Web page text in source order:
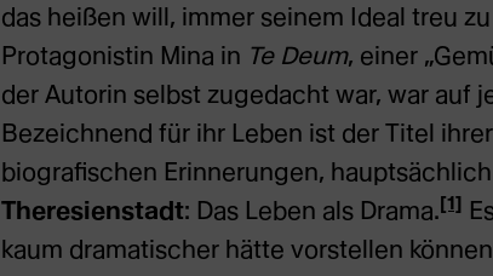
das heißen will, immer seinem Ideal treu
Protagonistin Mina in Te Deum, einer
der Autorin selbst zugedacht war, war auf
Bezeichnend für ihr Leben ist der Titel
biografischen Erinnerungen,
Theresienstadt: Das Leben als Drama.[1]
kaum dramatischer hätte vorstellen